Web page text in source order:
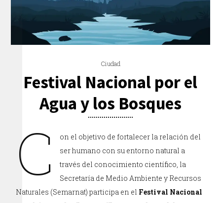
Ciudad
Festival Nacional por el
Agua y los Bosques
C
on el objetivo de fortalecer la relación del
ser humano con su entorno natural a
través del conocimiento científico, la
Secretaría de Medio Ambiente y Recursos
Naturales (Semarnat) participa en el Festival Nacional